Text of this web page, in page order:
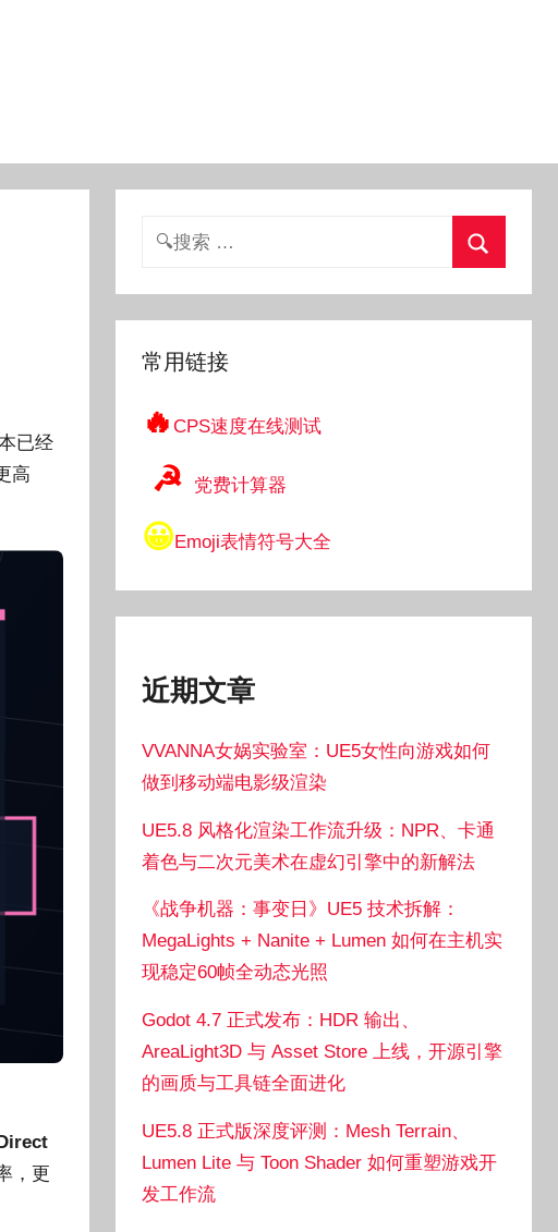
已经
高
，更
搜
常用链接
🔥CPS速度在线测试
☭ 党费计算器
😀Emoji表情符号大全
近期文章
VVANNA女娲实验室：UE5女性向游戏如何
做到移动端电影级渲染
UE5.8 风格化渲染工作流升级：NPR、卡通
着色与二次元美术在虚幻引擎中的新解法
《战争机器：事变日》UE5 技术拆解：
MegaLights + Nanite + Lumen 如何在主机实
现稳定60帧全动态光照
Godot 4.7 正式发布：HDR 输出、
AreaLight3D 与 Asset Store 上线，开源引擎
的画质与工具链全面进化
UE5.8 正式版深度评测：Mesh Terrain、
Lumen Lite 与 Toon Shader 如何重塑游戏开
发工作流